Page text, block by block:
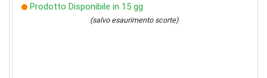
Prodotto Disponibile in 15 gg
(salvo esaurimento scorte)